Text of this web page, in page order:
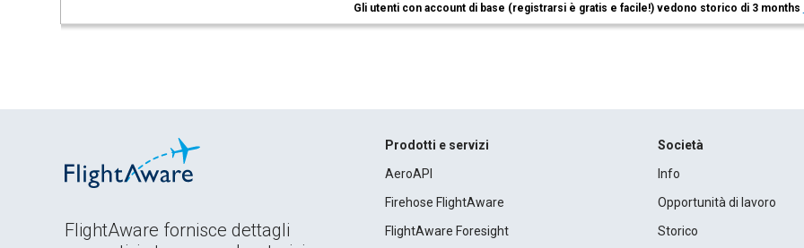
Gli utenti con account di base (registrarsi è gratis e facile!) vedono storico di 3 months
FlightAware fornisce dettagli
Prodotti e servizi
AeroAPI
Firehose FlightAware
FlightAware Foresight
Società
Info
Opportunità di lavoro
Storico